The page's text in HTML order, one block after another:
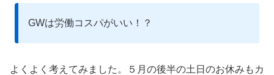
GWは労働コスパがいい！？
よくよく考えてみました。５月の後半の土日のお休みもカ